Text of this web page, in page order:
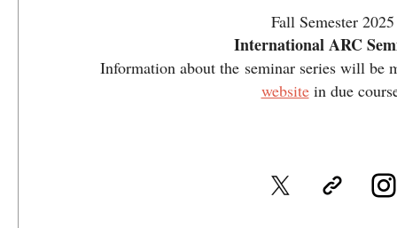
Fall Semester 2025
International ARC
Information about the seminar series will be
websitein due